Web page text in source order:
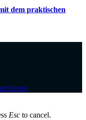
dem praktischen
Esc to cancel.